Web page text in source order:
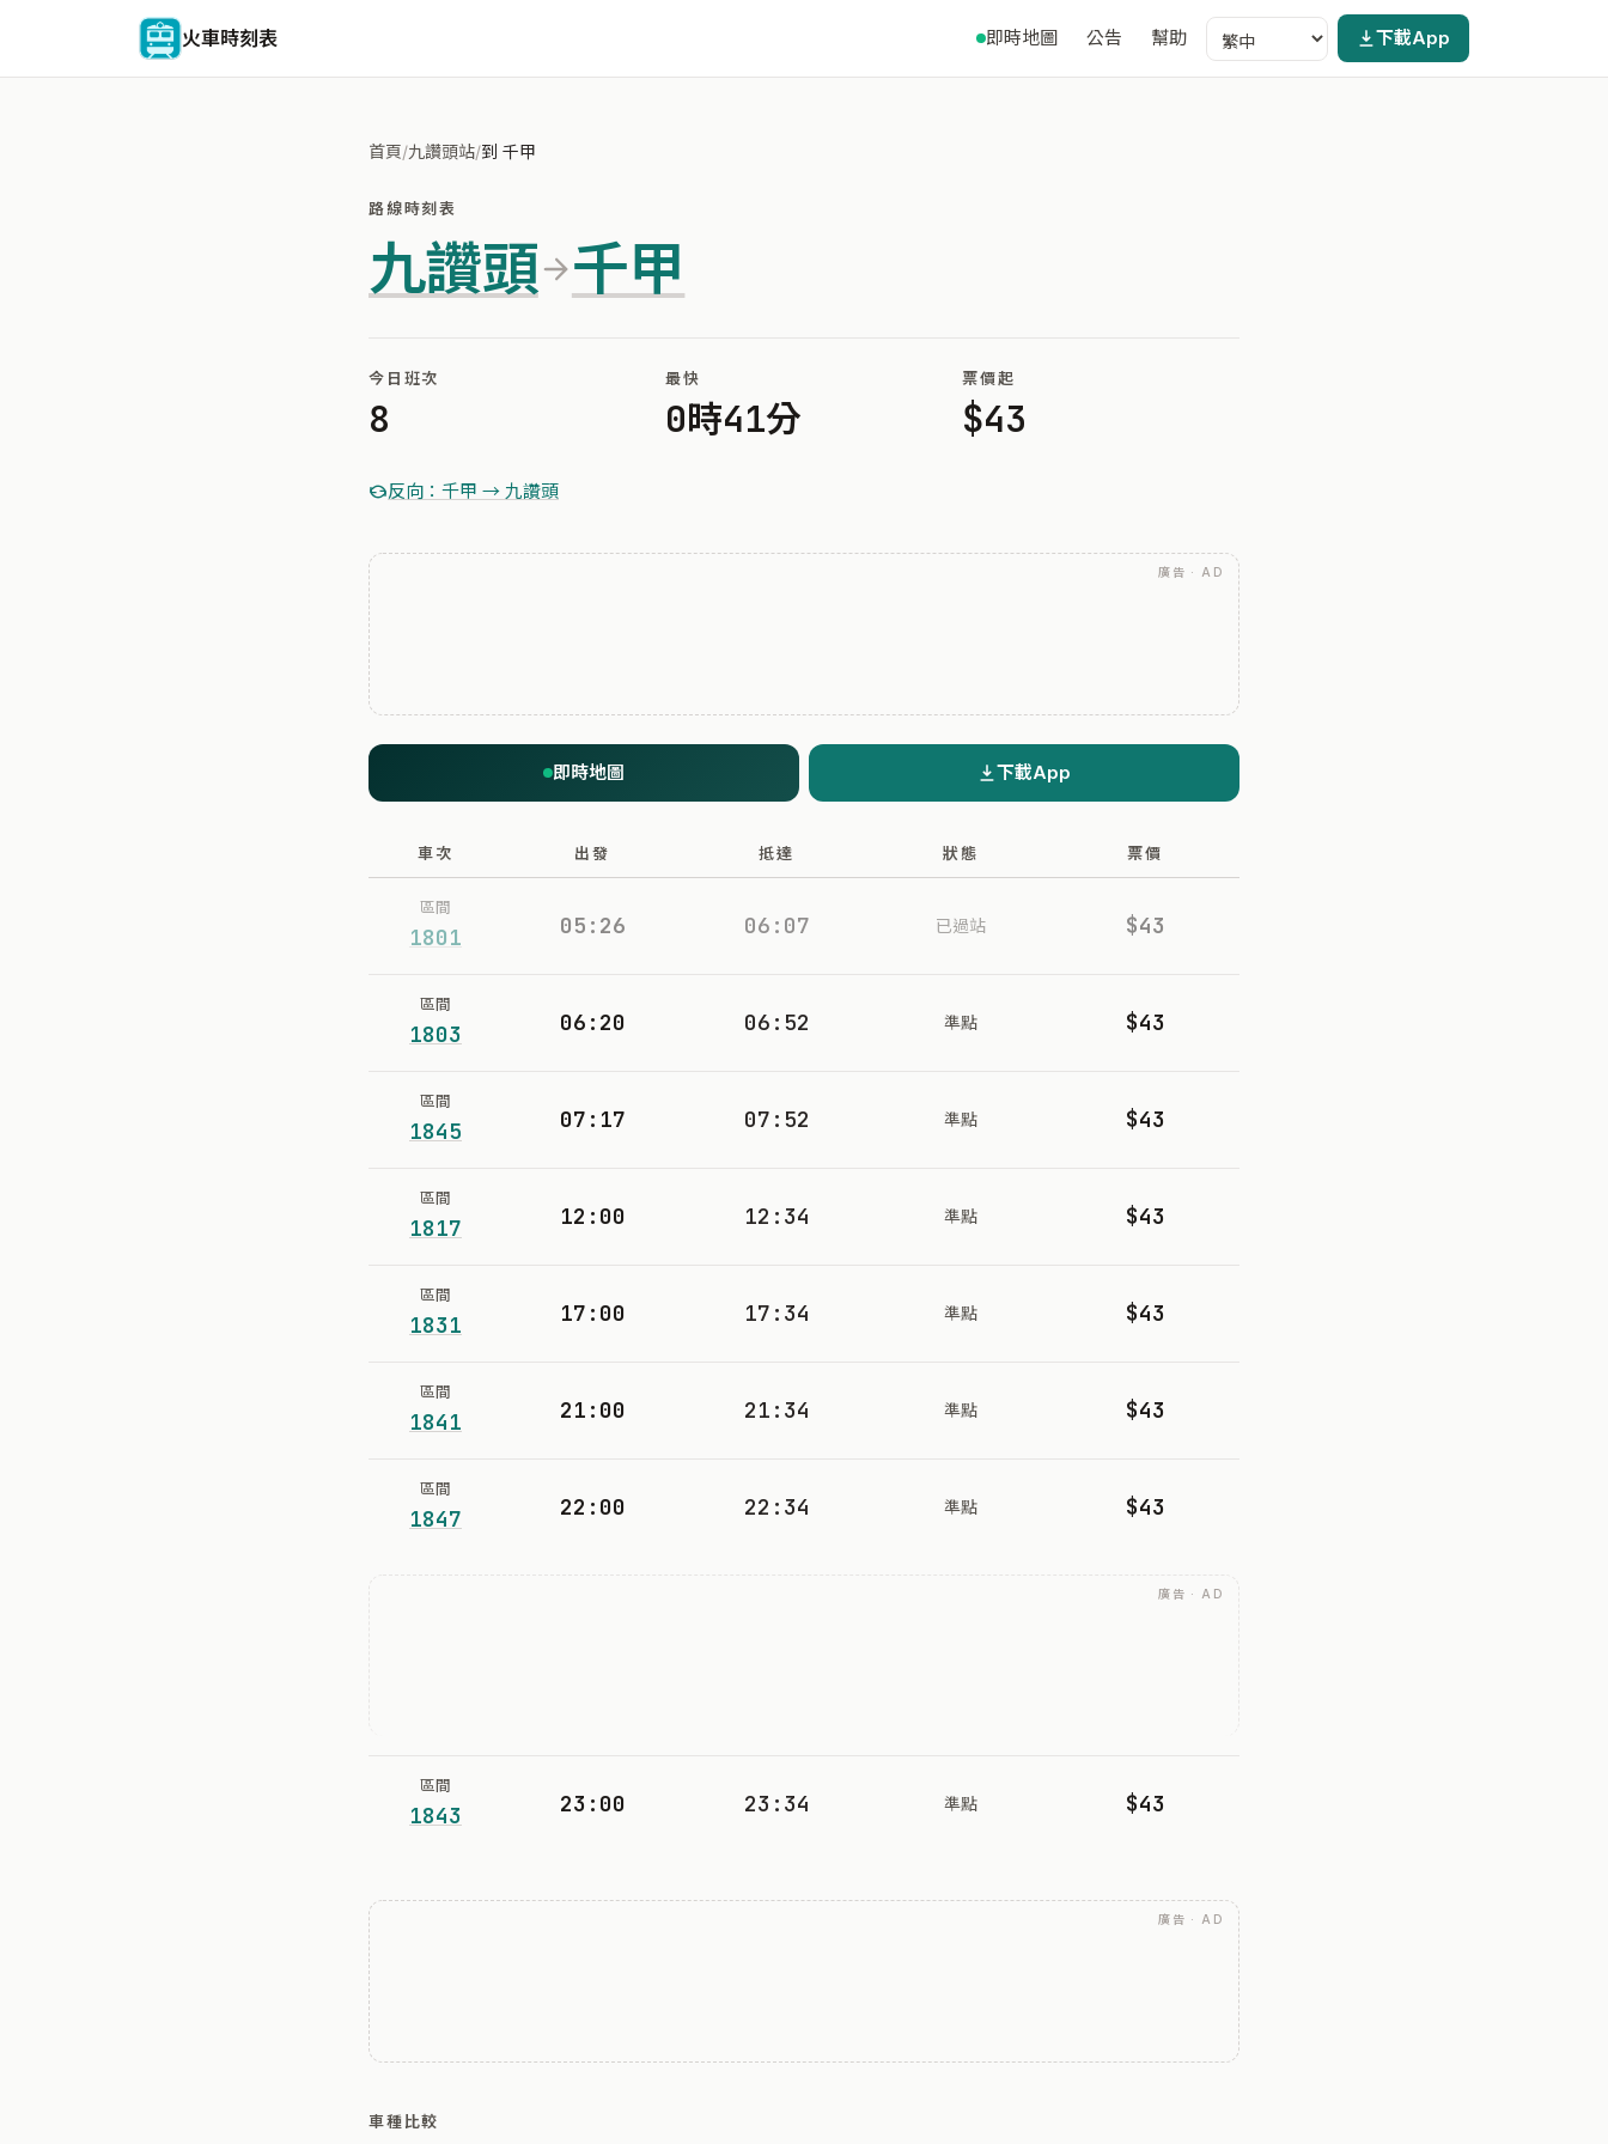
火車時刻表 即時地圖 公告 幫助 下載App
首頁/九讚頭站/到 千甲
路線時刻表
九讚頭 千甲
今日班次
8
最快
0時41分
票價起
$43
反向：千甲 → 九讚頭
廣告 · AD
即時地圖 下載App
車次 出發 抵達 狀態 票價
區間
1801 05:26 06:07 已過站 $43
區間
1803 06:20 06:52 準點 $43
區間
1845 07:17 07:52 準點 $43
區間
1817 12:00 12:34 準點 $43
區間
1831 17:00 17:34 準點 $43
區間
1841 21:00 21:34 準點 $43
區間
1847 22:00 22:34 準點 $43
廣告 · AD
區間
1843 23:00 23:34 準點 $43
廣告 · AD
車種比較